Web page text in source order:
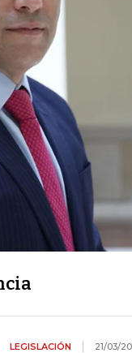
LEGISLACIÓN 21/03/